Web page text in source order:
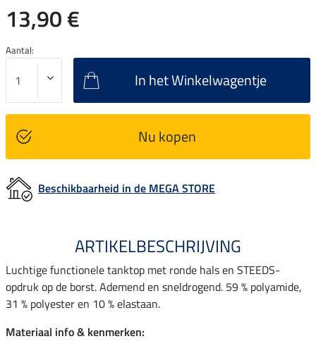
13,90 €
Aantal:
In het Winkelwagentje
Nu kopen
Beschikbaarheid in de MEGA STORE
ARTIKELBESCHRIJVING
Luchtige functionele tanktop met ronde hals en STEEDS-
opdruk op de borst. Ademend en sneldrogend. 59 % polyamide,
31 % polyester en 10 % elastaan.
Materiaal info & kenmerken: